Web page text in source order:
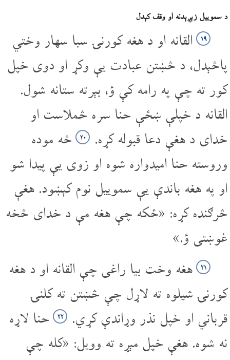
د سموییل زېږېدنه او وقف کېدل
۱۹ القانه او د هغه کورنۍ سبا سهار وختي
پاڅېدل، د څښتن عبادت یې وکړ او دوی خپل
کور ته چې په رامه کې ؤ، بېرته ستانه شول.
القانه د خپلې ښځې حنا سره څملاست او
خدای د هغې دعا قبوله کړه.
۲۰ څه موده
وروسته حنا امیدواره شوه او زوی یې پیدا شو
او په هغه باندې یې سموییل نوم کېښود. هغې
څرګنده کړه: «ځکه چې هغه مې د خدای څخه
غوښتی ؤ.»
۲۱ هغه وخت بیا راغی چې القانه او د هغه
کورنۍ شیلوه ته لاړل چې څښتن ته کلنۍ
قرباني او خپل نذر وړاندې کړي.
۲۲ حنا لاړه
نه شوه. هغې خپل مېړه ته وویل: «کله چې